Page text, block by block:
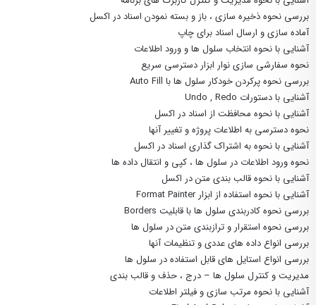
بررسی نحوه ذخیره سازی ، باز و بسته نمودن اسناد در اکسل
آماده سازی و ارسال اسناد برای چاپ
آشنایی با نحوه انتخاب سلول ها و ورود اطلاعات
نحوه سفارشی سازی نوار ابزار دسترسی سریع
بررسی نحوه پرکردن خودکار سلول ها با Auto Fill
آشنایی با دستورات Undo , Redo
آشنایی با نحوه محافظت از اسناد در اکسل
نحوه دسترسی به اطلاعات پروژه و تغییر آنها
آشنایی با نحوه به اشتراک گذاری اسناد در اکسل
نحوه ورود اطلاعات در سلول ها ، کپی و انتقال داده ها
آشنایی با نحوه قالب بندی متن در اکسل
آشنایی با نحوه استفاده از ابزار Format Painter
بررسی نحوه کادربندی سلول ها با قابلیت Borders
بررسی نحوه استقرار و ترازبندی متن در سلول ها
بررسی انواع داده های عددی و تنظیمات آنها
بررسی انواع استایل های قابل استفاده در سلول ها
مدیریت و کنترل سلول ها – درج ، حذف و قالب بندی
آشنایی با نحوه مرتب سازی و فیلتر اطلاعات